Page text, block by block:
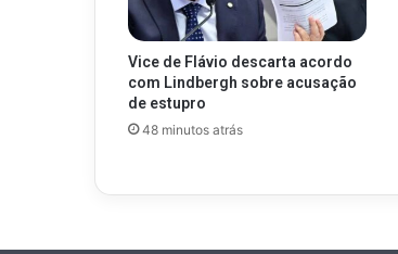
Vice de Flávio descarta acordo
com Lindbergh sobre acusação
de estupro
48 minutos atrás